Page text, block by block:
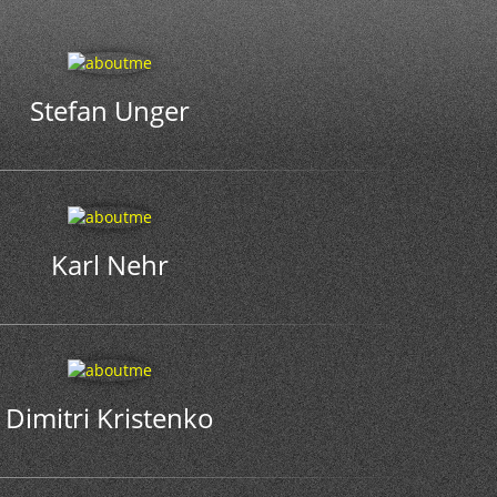
Stefan Unger
Karl Nehr
Dimitri Kristenko